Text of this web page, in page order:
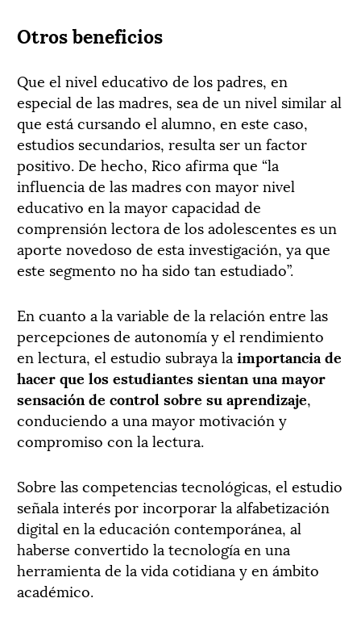
Otros beneficios
Que el nivel educativo de los padres, en
especial de las madres, sea de un nivel similar al
que está cursando el alumno, en este caso,
estudios secundarios, resulta ser un factor
positivo. De hecho, Rico afirma que “la
influencia de las madres con mayor nivel
educativo en la mayor capacidad de
comprensión lectora de los adolescentes es un
aporte novedoso de esta investigación, ya que
este segmento no ha sido tan estudiado”.
En cuanto a la variable de la relación entre las
percepciones de autonomía y el rendimiento
en lectura, el estudio subraya la importancia de
hacer que los estudiantes sientan una mayor
sensación de control sobre su aprendizaje,
conduciendo a una mayor motivación y
compromiso con la lectura.
Sobre las competencias tecnológicas, el estudio
señala interés por incorporar la alfabetización
digital en la educación contemporánea, al
haberse convertido la tecnología en una
herramienta de la vida cotidiana y en ámbito
académico.